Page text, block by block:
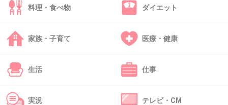
JOYがすっとぼけた顔に似てる
逆にそれにしか見えない
41. 匿名
料理・食べ物 ダイエット
家族・子育て 医療・健康
生活 仕事
実況 テレビ・CM